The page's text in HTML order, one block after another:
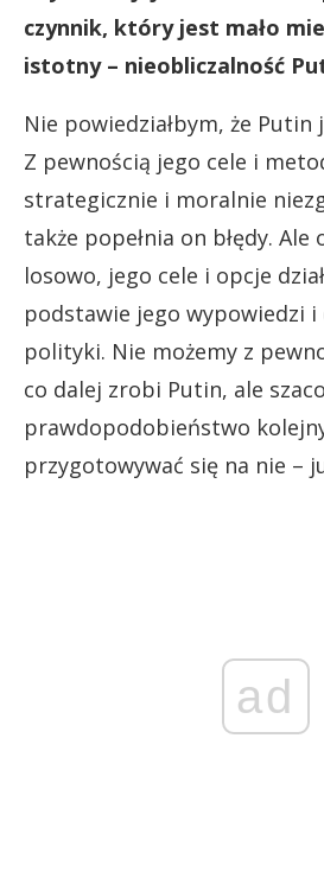
czynnik, który jest mało
istotny – nieobliczalność
Nie powiedziałbym, że
Z pewnością jego cele i
strategicznie i moralnie
także popełnia on błędy. Ale
losowo, jego cele i opcje
podstawie jego wypowiedzi i
polityki. Nie możemy z
co dalej zrobi Putin, ale
prawdopodobieństwo
przygotowywać się na nie –
ad